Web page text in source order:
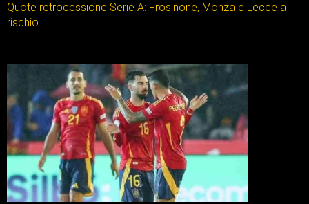
Quote retrocessione Serie A: Frosinone, Monza e Lecce a
rischio